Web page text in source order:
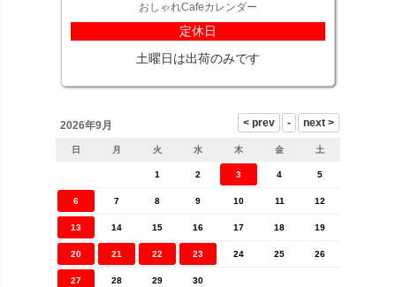
おしゃれCafeカレンダー
定休日
土曜日は出荷のみです
2026年9月
日 月 火 水 木 金 土
1 2 3 4 5
6 7 8 9 10 11 12
13 14 15 16 17 18 19
20 21 22 23 24 25 26
27 28 29 30